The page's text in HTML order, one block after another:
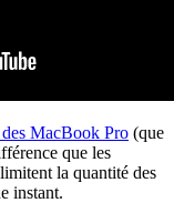
MacBook Pro (que
que les
la quantité des
instant.